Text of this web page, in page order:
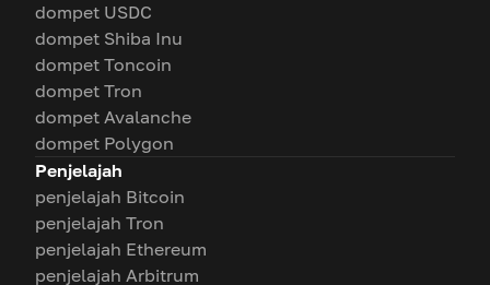
dompet USDC
dompet Shiba Inu
dompet Toncoin
dompet Tron
dompet Avalanche
dompet Polygon
Penjelajah
penjelajah Bitcoin
penjelajah Tron
penjelajah Ethereum
penjelajah Arbitrum